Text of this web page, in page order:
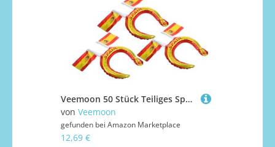
Veemoon 50 Stück Teiliges Spanische Flagge Folienballon Haarreifen Leichtes Langlebiges Aluminiumfolie Design Festliches Partyzubehör für Nationalfeiertag Familienfeste
von Veemoon
gefunden bei Amazon Marketplace
12,69 €